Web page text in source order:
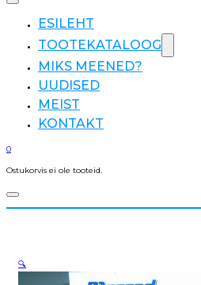
ESILEHT
TOOTEKATALOOG
MIKS MEENED?
UUDISED
MEIST
KONTAKT
0
Ostukorvis ei ole tooteid.
🔍